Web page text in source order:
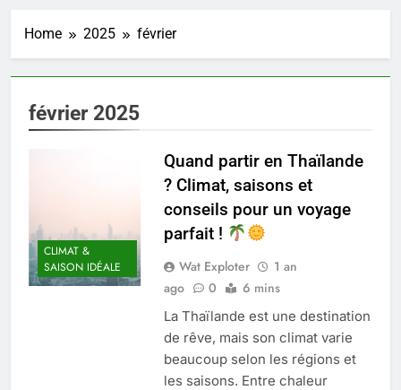
Home 2025 février
février 2025
CLIMAT &
SAISON IDÉALE
Quand partir en Thaïlande
? Climat, saisons et
conseils pour un voyage
parfait !
Wat Exploter
1 an
ago
0 6 mins
La Thaïlande est une destination
de rêve, mais son climat varie
beaucoup selon les régions et
les saisons. Entre chaleur